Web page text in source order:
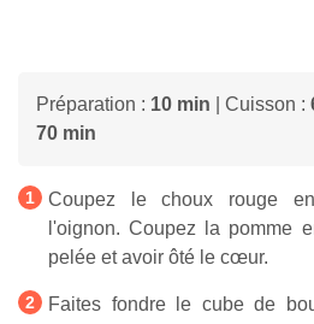
Préparation : 10 min | Cuisson :
70 min
Coupez le choux rouge
l'oignon. Coupez la pomme
pelée et avoir ôté le cœur.
Faites fondre le cube de